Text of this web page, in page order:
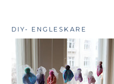
DIY- ENGLESKARE